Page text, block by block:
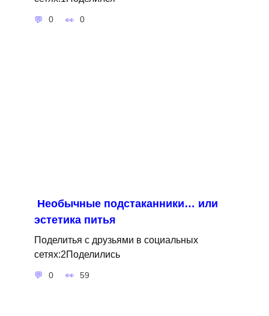
0 0
Необычные подстаканники… или
эстетика питья
Поделитья с друзьями в социальных
сетях:2Поделились
0 59